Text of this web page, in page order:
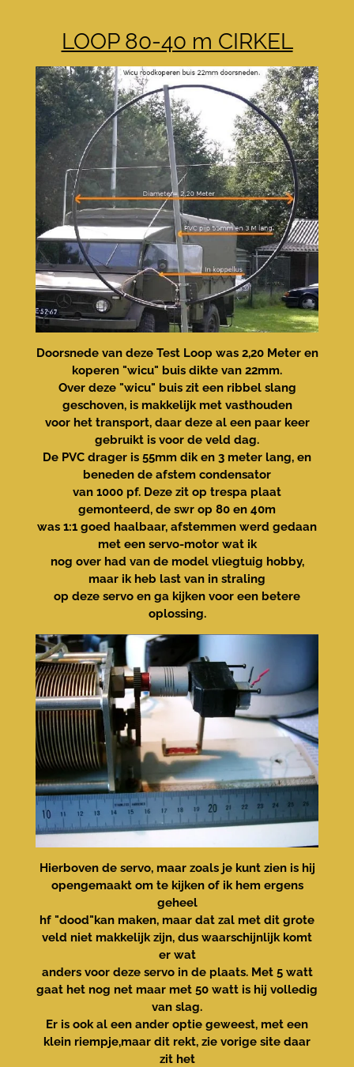
LOOP 80-40 m CIRKEL
Doorsnede van deze Test Loop was 2,20 Meter en
koperen "wicu" buis dikte van 22mm.
Over deze "wicu" buis zit een ribbel slang
geschoven, is makkelijk met vasthouden
voor het transport, daar deze al een paar keer
gebruikt is voor de veld dag.
De PVC drager is 55mm dik en 3 meter lang, en
beneden de afstem condensator
van 1000 pf. Deze zit op trespa plaat
gemonteerd, de swr op 80 en 40m
was 1:1 goed haalbaar, afstemmen werd gedaan
met een servo-motor wat ik
nog over had van de model vliegtuig hobby,
maar ik heb last van in straling
op deze servo en ga kijken voor een betere
oplossing.
Hierboven de servo, maar zoals je kunt zien is hij
opengemaakt om te kijken of ik hem ergens
geheel
hf "dood"kan maken, maar dat zal met dit grote
veld niet makkelijk zijn, dus waarschijnlijk komt
er wat
anders voor deze servo in de plaats. Met 5 watt
gaat het nog net maar met 50 watt is hij volledig
van slag.
Er is ook al een ander optie geweest, met een
klein riempje,maar dit rekt, zie vorige site daar
zit het